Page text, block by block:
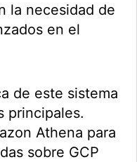
la necesidad de
en el
de este sistema
principales.
Athena para
sobre GCP